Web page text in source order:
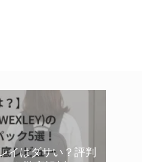
イはダサい？評判